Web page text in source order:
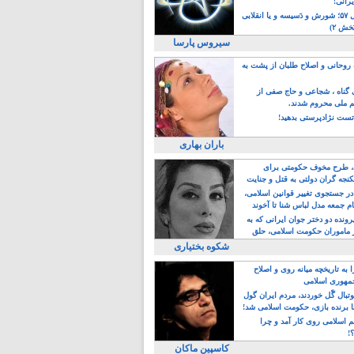
رویداد سال ۵۷؛ شورش و دَسیسه و یا انقلابی
۲)
سیروس پارسا
و اصلاح طلبان از پشت به
گناه ، شجاعی و حاج صفی از
ملی محروم شدند.
نژادپرستی بدهید!
باران بهاری
مخوف حکومتی برای
گران دولتی به قتل و جنایت
جستجوی تغییر قوانین اسلامی،
جمعه مدل لباس شنا تا آخوند
دو دختر جوان ایرانی که به
ماموران حکومت اسلامی، حلق
شکوه بختیاری
به تاریخچه میانه روی و اصلاح
اسلامی
گًل خوردند، مردم ایران گول
برنده بازی، حکومت اسلامی شد!
اسلامی روی کار آمد و چرا
کاسپین ماکان